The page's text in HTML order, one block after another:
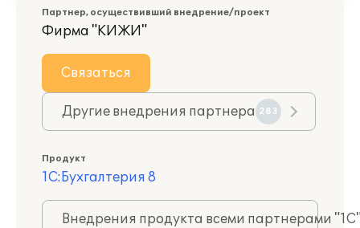
Партнер, осуществивший внедрение/проект
Фирма "КИЖИ"
Связаться
Другие внедрения партнера 283
Продукт
1С:Бухгалтерия 8
Внедрения продукта всеми партнерами